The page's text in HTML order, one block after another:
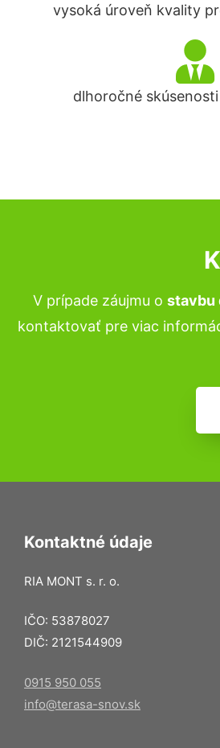
vysoká úroveň kvality
dlhoročné
V prípade záujmu o stavbu
kontaktovať pre viac
Kontaktné údaje
RIA MONT s. r. o.
IČO: 53878027
DIČ: 2121544909
0915 950 055
info@terasa-snov.sk